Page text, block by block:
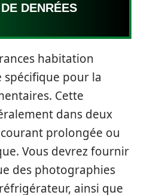
DENRÉES
habitation
pour la
Cette
dans deux
prolongée ou
Vous devrez fournir
des photographies
ainsi que